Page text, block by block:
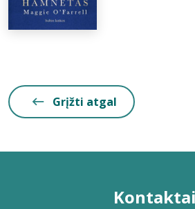
Grįžti atgal
Kontaktai